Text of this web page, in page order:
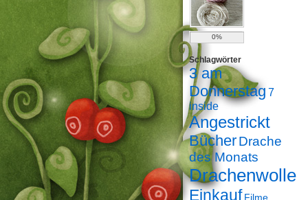
0%
Schlagwörter
3 am
Donnerstag 7
inside
Angestrickt
BücherDrache
des Monats
Drachenwolle
Einkauf Filme